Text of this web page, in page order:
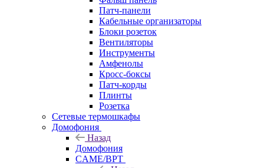
Патч-панели
Кабельные организаторы
Блоки розеток
Вентиляторы
Инструменты
Амфенолы
Кросс-боксы
Патч-корды
Плинты
Розетка
Сетевые термошкафы
Домофония
Назад
Домофония
CAME/BPT